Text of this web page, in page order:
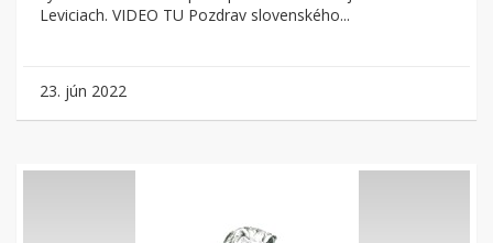
Leviciach. VIDEO TU Pozdrav slovenského...
23. jún 2022